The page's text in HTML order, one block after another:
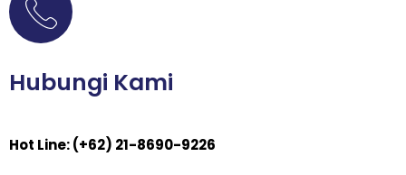
Hubungi Kami
Hot Line: (+62) 21-8690-9226